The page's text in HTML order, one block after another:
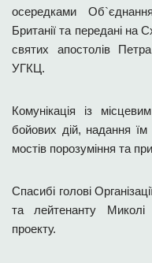
осередками
Британії та передані на
святих апостолів
УГКЦ.
Комунікація із
бойових дій, надання їм
мостів порозуміння та
Спасибі голові
та лейтенанту
проекту.